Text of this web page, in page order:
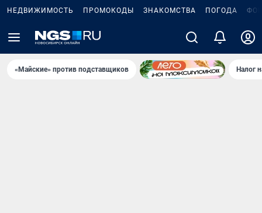
НЕДВИЖИМОСТЬ ПРОМОКОДЫ ЗНАКОМСТВА ПОГОДА
«Майские» против подставщиков Налог